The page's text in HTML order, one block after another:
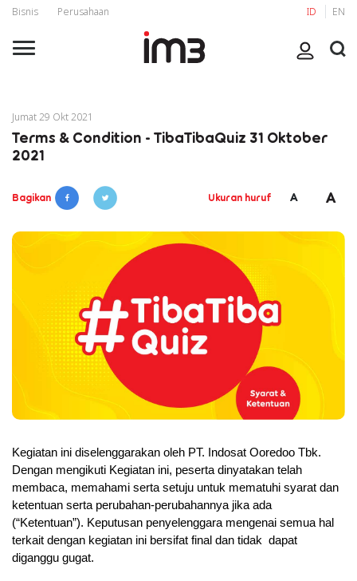
Bisnis Perusahaan ID EN
Jumat 29 Okt 2021
Terms & Condition - TibaTibaQuiz 31 Oktober
2021
Bagikan Ukuran huruf A A
Kegiatan ini diselenggarakan oleh PT. Indosat Ooredoo Tbk.
Dengan mengikuti Kegiatan ini, peserta dinyatakan telah
membaca, memahami serta setuju untuk mematuhi syarat dan
ketentuan serta perubahan-perubahannya jika ada
(“Ketentuan”). Keputusan penyelenggara mengenai semua hal
terkait dengan kegiatan ini bersifat final dan tidak  dapat
diganggu gugat.